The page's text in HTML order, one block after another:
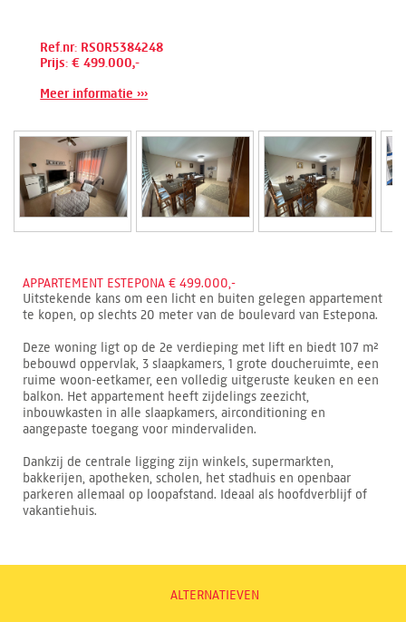
Ref.nr: RSOR5384248
Prijs: € 499.000,-
Meer informatie ›››
APPARTEMENT ESTEPONA € 499.000,-
Uitstekende kans om een licht en buiten gelegen appartement
te kopen, op slechts 20 meter van de boulevard van Estepona.
Deze woning ligt op de 2e verdieping met lift en biedt 107 m²
bebouwd oppervlak, 3 slaapkamers, 1 grote doucheruimte, een
ruime woon-eetkamer, een volledig uitgeruste keuken en een
balkon. Het appartement heeft zijdelings zeezicht,
inbouwkasten in alle slaapkamers, airconditioning en
aangepaste toegang voor mindervaliden.
Dankzij de centrale ligging zijn winkels, supermarkten,
bakkerijen, apotheken, scholen, het stadhuis en openbaar
parkeren allemaal op loopafstand. Ideaal als hoofdverblijf of
vakantiehuis.
ALTERNATIEVEN